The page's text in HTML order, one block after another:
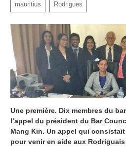
mauritius Rodrigues
Une première. Dix membres du
l’appel du président du Bar
Mang Kin. Un appel qui
pour venir en aide aux Rodriguais